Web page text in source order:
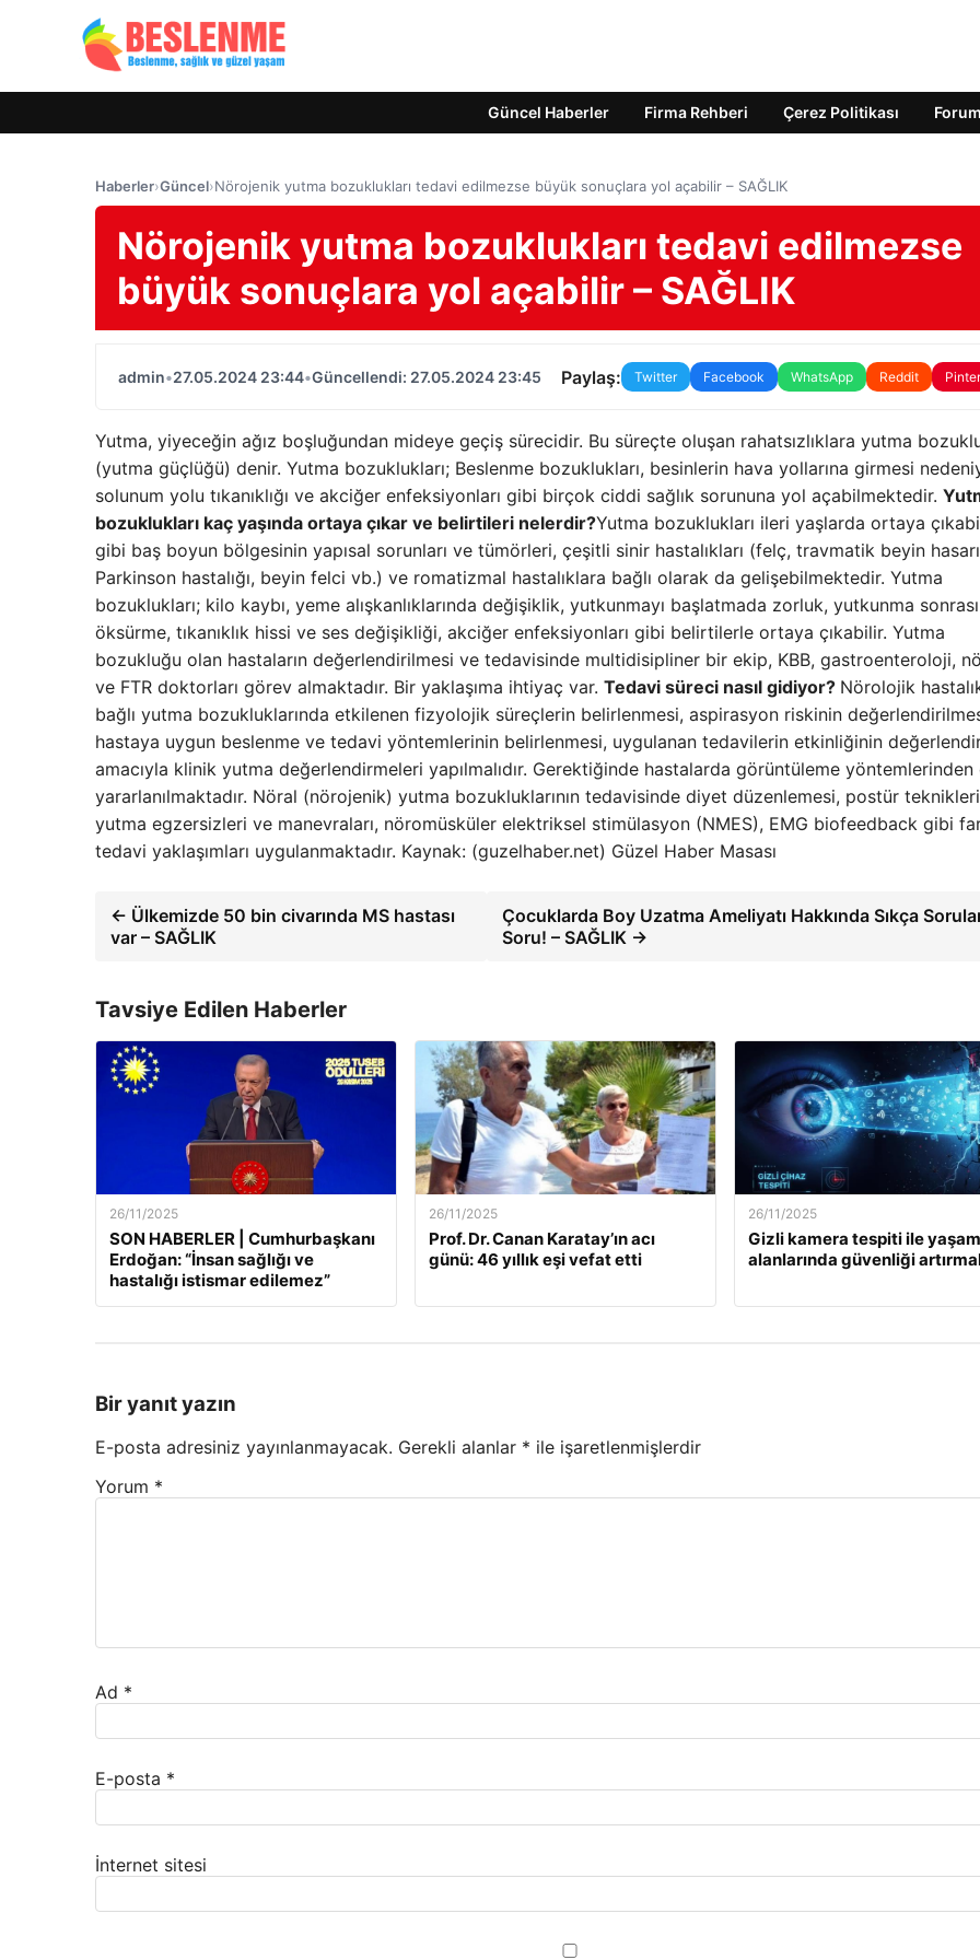
Güncel Haberler Firma Rehberi Çerez Politikası Forum
Haberler›Güncel›Nörojenik yutma bozuklukları tedavi edilmezse büyük sonuçlara yol açabilir – SAĞLIK
Nörojenik yutma bozuklukları tedavi edilmezse
büyük sonuçlara yol açabilir – SAĞLIK
admin•27.05.2024 23:44•Güncellendi: 27.05.2024 23:45 Paylaş: Twitter Facebook WhatsApp Reddit
Yutma, yiyeceğin ağız boşluğundan mideye geçiş sürecidir. Bu süreçte oluşan rahatsızlıklara yutma
(yutma güçlüğü) denir. Yutma bozuklukları; Beslenme bozuklukları, besinlerin hava yollarına girmesi
solunum yolu tıkanıklığı ve akciğer enfeksiyonları gibi birçok ciddi sağlık sorununa yol açabilmektedir.
bozuklukları kaç yaşında ortaya çıkar ve belirtileri nelerdir?Yutma bozuklukları ileri yaşlarda ortaya
gibi baş boyun bölgesinin yapısal sorunları ve tümörleri, çeşitli sinir hastalıkları (felç, travmatik beyin
Parkinson hastalığı, beyin felci vb.) ve romatizmal hastalıklara bağlı olarak da gelişebilmektedir. Yutma
bozuklukları; kilo kaybı, yeme alışkanlıklarında değişiklik, yutkunmayı başlatmada zorluk, yutkunma sonrası
öksürme, tıkanıklık hissi ve ses değişikliği, akciğer enfeksiyonları gibi belirtilerle ortaya çıkabilir. Yutma
bozukluğu olan hastaların değerlendirilmesi ve tedavisinde multidisipliner bir ekip, KBB, gastroenteroloji,
ve FTR doktorları görev almaktadır. Bir yaklaşıma ihtiyaç var. Tedavi süreci nasıl gidiyor? Nörolojik
bağlı yutma bozukluklarında etkilenen fizyolojik süreçlerin belirlenmesi, aspirasyon riskinin
hastaya uygun beslenme ve tedavi yöntemlerinin belirlenmesi, uygulanan tedavilerin etkinliğinin
amacıyla klinik yutma değerlendirmeleri yapılmalıdır. Gerektiğinde hastalarda görüntüleme yöntemlerinden
yararlanılmaktadır. Nöral (nörojenik) yutma bozukluklarının tedavisinde diyet düzenlemesi, postür
yutma egzersizleri ve manevraları, nöromüsküler elektriksel stimülasyon (NMES), EMG biofeedback gibi
tedavi yaklaşımları uygulanmaktadır. Kaynak: (guzelhaber.net) Güzel Haber Masası
← Ülkemizde 50 bin civarında MS hastası
var – SAĞLIK
Çocuklarda Boy Uzatma Ameliyatı Hakkında Sıkça
Soru! – SAĞLIK →
Tavsiye Edilen Haberler
26/11/2025
SON HABERLER | Cumhurbaşkanı
Erdoğan: “İnsan sağlığı ve
hastalığı istismar edilemez”
26/11/2025
Prof. Dr. Canan Karatay’ın acı
günü: 46 yıllık eşi vefat etti
26/11/2025
Gizli kamera tespiti ile yaşam
alanlarında güvenliği
Bir yanıt yazın
E-posta adresiniz yayınlanmayacak. Gerekli alanlar * ile işaretlenmişlerdir
Yorum *
Ad *
E-posta *
İnternet sitesi